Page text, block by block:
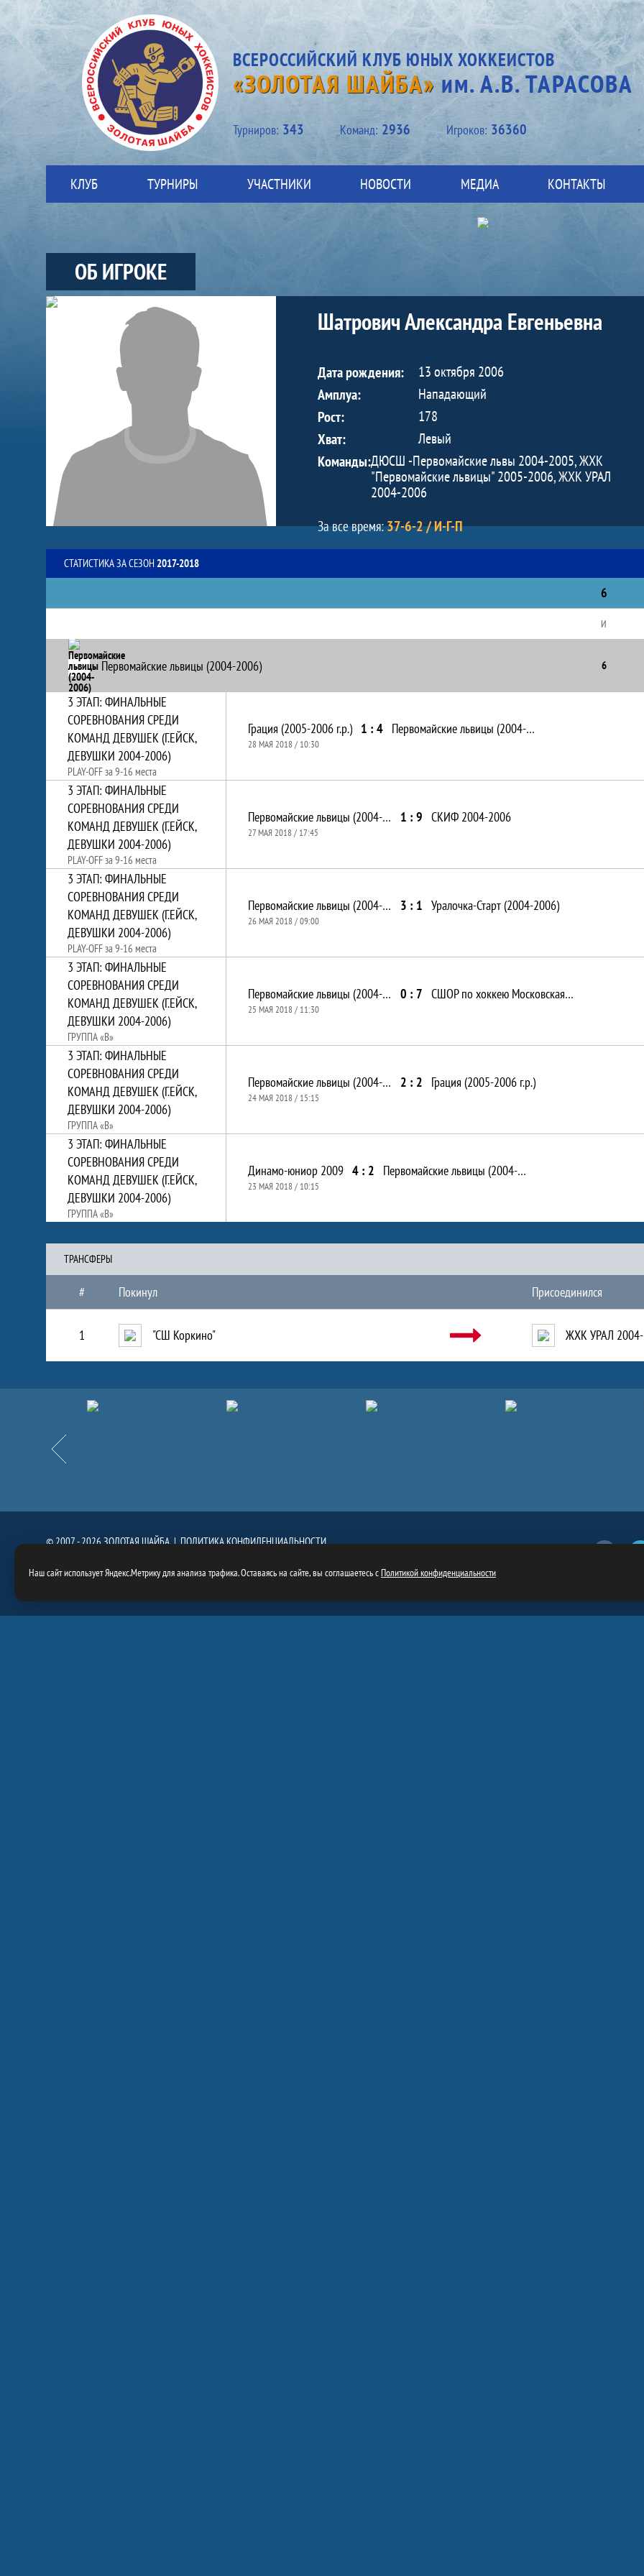
ВСЕРОССИЙСКИЙ КЛУБ ЮНЫХ ХОККЕИСТОВ
«ЗОЛОТАЯ ШАЙБА»им. А.В. ТАРАСОВА
Турниров: 343 Kоманд: 2936 Игроков: 36360
КЛУБ ТУРНИРЫ УЧАСТНИКИ НОВОСТИ МЕДИА КОНТАКТЫ
ОБ ИГРОКЕ
Участники-игрок
Шатрович Александра Евгеньевна
Дата рождения:
13 октября 2006
Амплуа:
Нападающий
Рост:
178
Хват:
Левый
Команды:ДЮСШ -Первомайские львы 2004-2005, ЖХК
"Первомайские львицы" 2005-2006, ЖХК УРАЛ
2004-2006
За все время:37-6-2 / И-Г-П
СТАТИСТИКА ЗА СЕЗОН 2017-2018
6
И
Первомайские львицы (2004-2006) 6
3 ЭТАП: ФИНАЛЬНЫЕ
СОРЕВНОВАНИЯ СРЕДИ
КОМАНД ДЕВУШЕК (Г.ЕЙСК,
ДЕВУШКИ 2004-2006)
PLAY-OFF за 9-16 места
Грация (2005-2006 г.р.) 1 : 4 Первомайские львицы (2004-2006)
28 МАЯ 2018 / 10:30
3 ЭТАП: ФИНАЛЬНЫЕ
СОРЕВНОВАНИЯ СРЕДИ
КОМАНД ДЕВУШЕК (Г.ЕЙСК,
ДЕВУШКИ 2004-2006)
PLAY-OFF за 9-16 места
Первомайские львицы (2004-2006) 1 : 9 СКИФ 2004-2006
27 МАЯ 2018 / 17:45
3 ЭТАП: ФИНАЛЬНЫЕ
СОРЕВНОВАНИЯ СРЕДИ
КОМАНД ДЕВУШЕК (Г.ЕЙСК,
ДЕВУШКИ 2004-2006)
PLAY-OFF за 9-16 места
Первомайские львицы (2004-2006) 3 : 1 Уралочка-Старт (2004-2006)
26 МАЯ 2018 / 09:00
3 ЭТАП: ФИНАЛЬНЫЕ
СОРЕВНОВАНИЯ СРЕДИ
КОМАНД ДЕВУШЕК (Г.ЕЙСК,
ДЕВУШКИ 2004-2006)
ГРУППА «B»
Первомайские львицы (2004-2006) 0 : 7 СШОР по хоккею Московская обл. г. Одинцово
25 МАЯ 2018 / 11:30
3 ЭТАП: ФИНАЛЬНЫЕ
СОРЕВНОВАНИЯ СРЕДИ
КОМАНД ДЕВУШЕК (Г.ЕЙСК,
ДЕВУШКИ 2004-2006)
ГРУППА «B»
Первомайские львицы (2004-2006) 2 : 2 Грация (2005-2006 г.р.)
24 МАЯ 2018 / 15:15
3 ЭТАП: ФИНАЛЬНЫЕ
СОРЕВНОВАНИЯ СРЕДИ
КОМАНД ДЕВУШЕК (Г.ЕЙСК,
ДЕВУШКИ 2004-2006)
ГРУППА «B»
Динамо-юниор 2009 4 : 2 Первомайские львицы (2004-2006)
23 МАЯ 2018 / 10:15
ТРАНCФЕРЫ
# Покинул Присоединился
1 "СШ Коркино" ЖХК УРАЛ
Назад
Партнёры
© 2007 - 2026 ЗОЛОТАЯ ШАЙБА |ПОЛИТИКА КОНФИДЕНЦИАЛЬНОСТИ
Наш сайт использует Яндекс.Метрику для анализа трафика. Оставаясь на сайте, вы соглашаетесь сПолитикой конфиденциальности